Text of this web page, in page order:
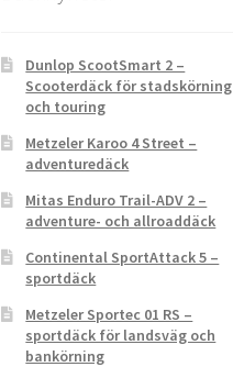
Dunlop ScootSmart 2 –
Scooterdäck för stadskörning
och touring
Metzeler Karoo 4 Street –
adventuredäck
Mitas Enduro Trail-ADV 2 –
adventure- och allroaddäck
Continental SportAttack 5 –
sportdäck
Metzeler Sportec 01 RS –
sportdäck för landsväg och
bankörning